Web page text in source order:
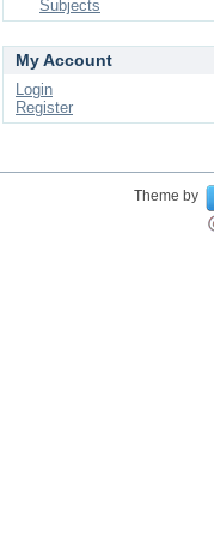
Subjects
My Account
Login
Register
Theme by